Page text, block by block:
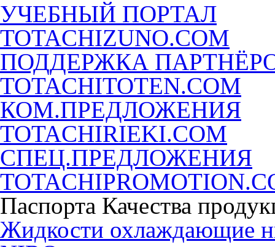
УЧЕБНЫЙ ПОРТАЛ
TOTACHIZUNO.COM
ПОДДЕРЖКА
TOTACHITOTEN.COM
КОМ.ПРЕДЛОЖЕНИЯ
TOTACHIRIEKI.COM
СПЕЦ.ПРЕДЛОЖЕНИЯ
Паспорта Качества
Жидкости охлаждающие